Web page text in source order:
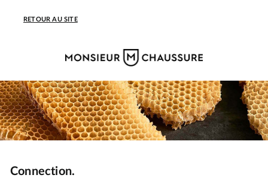
RETOUR AU SITE
Connection.